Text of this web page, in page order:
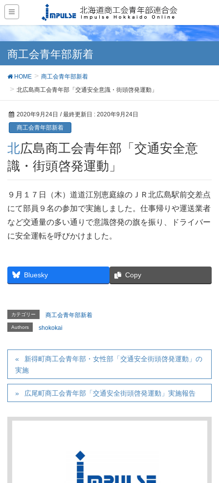
商工会青年部新着
HOME
商工会青年部新着
北広島商工会青年部「交通安全意識・街頭啓発運動」
2020年9月24日 / 最終更新日 : 2020年9月24日
商工会青年部新着
北広島商工会青年部「交通安全意
識・街頭啓発運動」
９月１７日（木）道道江別恵庭線のＪＲ北広島駅前交差点
にて部員９名の参加で実施しました。仕事帰りや運送業者
など交通量の多い通りで意識啓発の旗を振り、ドライバー
に安全運転を呼びかけました。
Bluesky Copy
カテゴリー 商工会青年部新着
Authors shokokai
新得町商工会青年部・女性部「交通安全街頭啓発運動」の
実施
広尾町商工会青年部「交通安全街頭啓発運動」実施報告